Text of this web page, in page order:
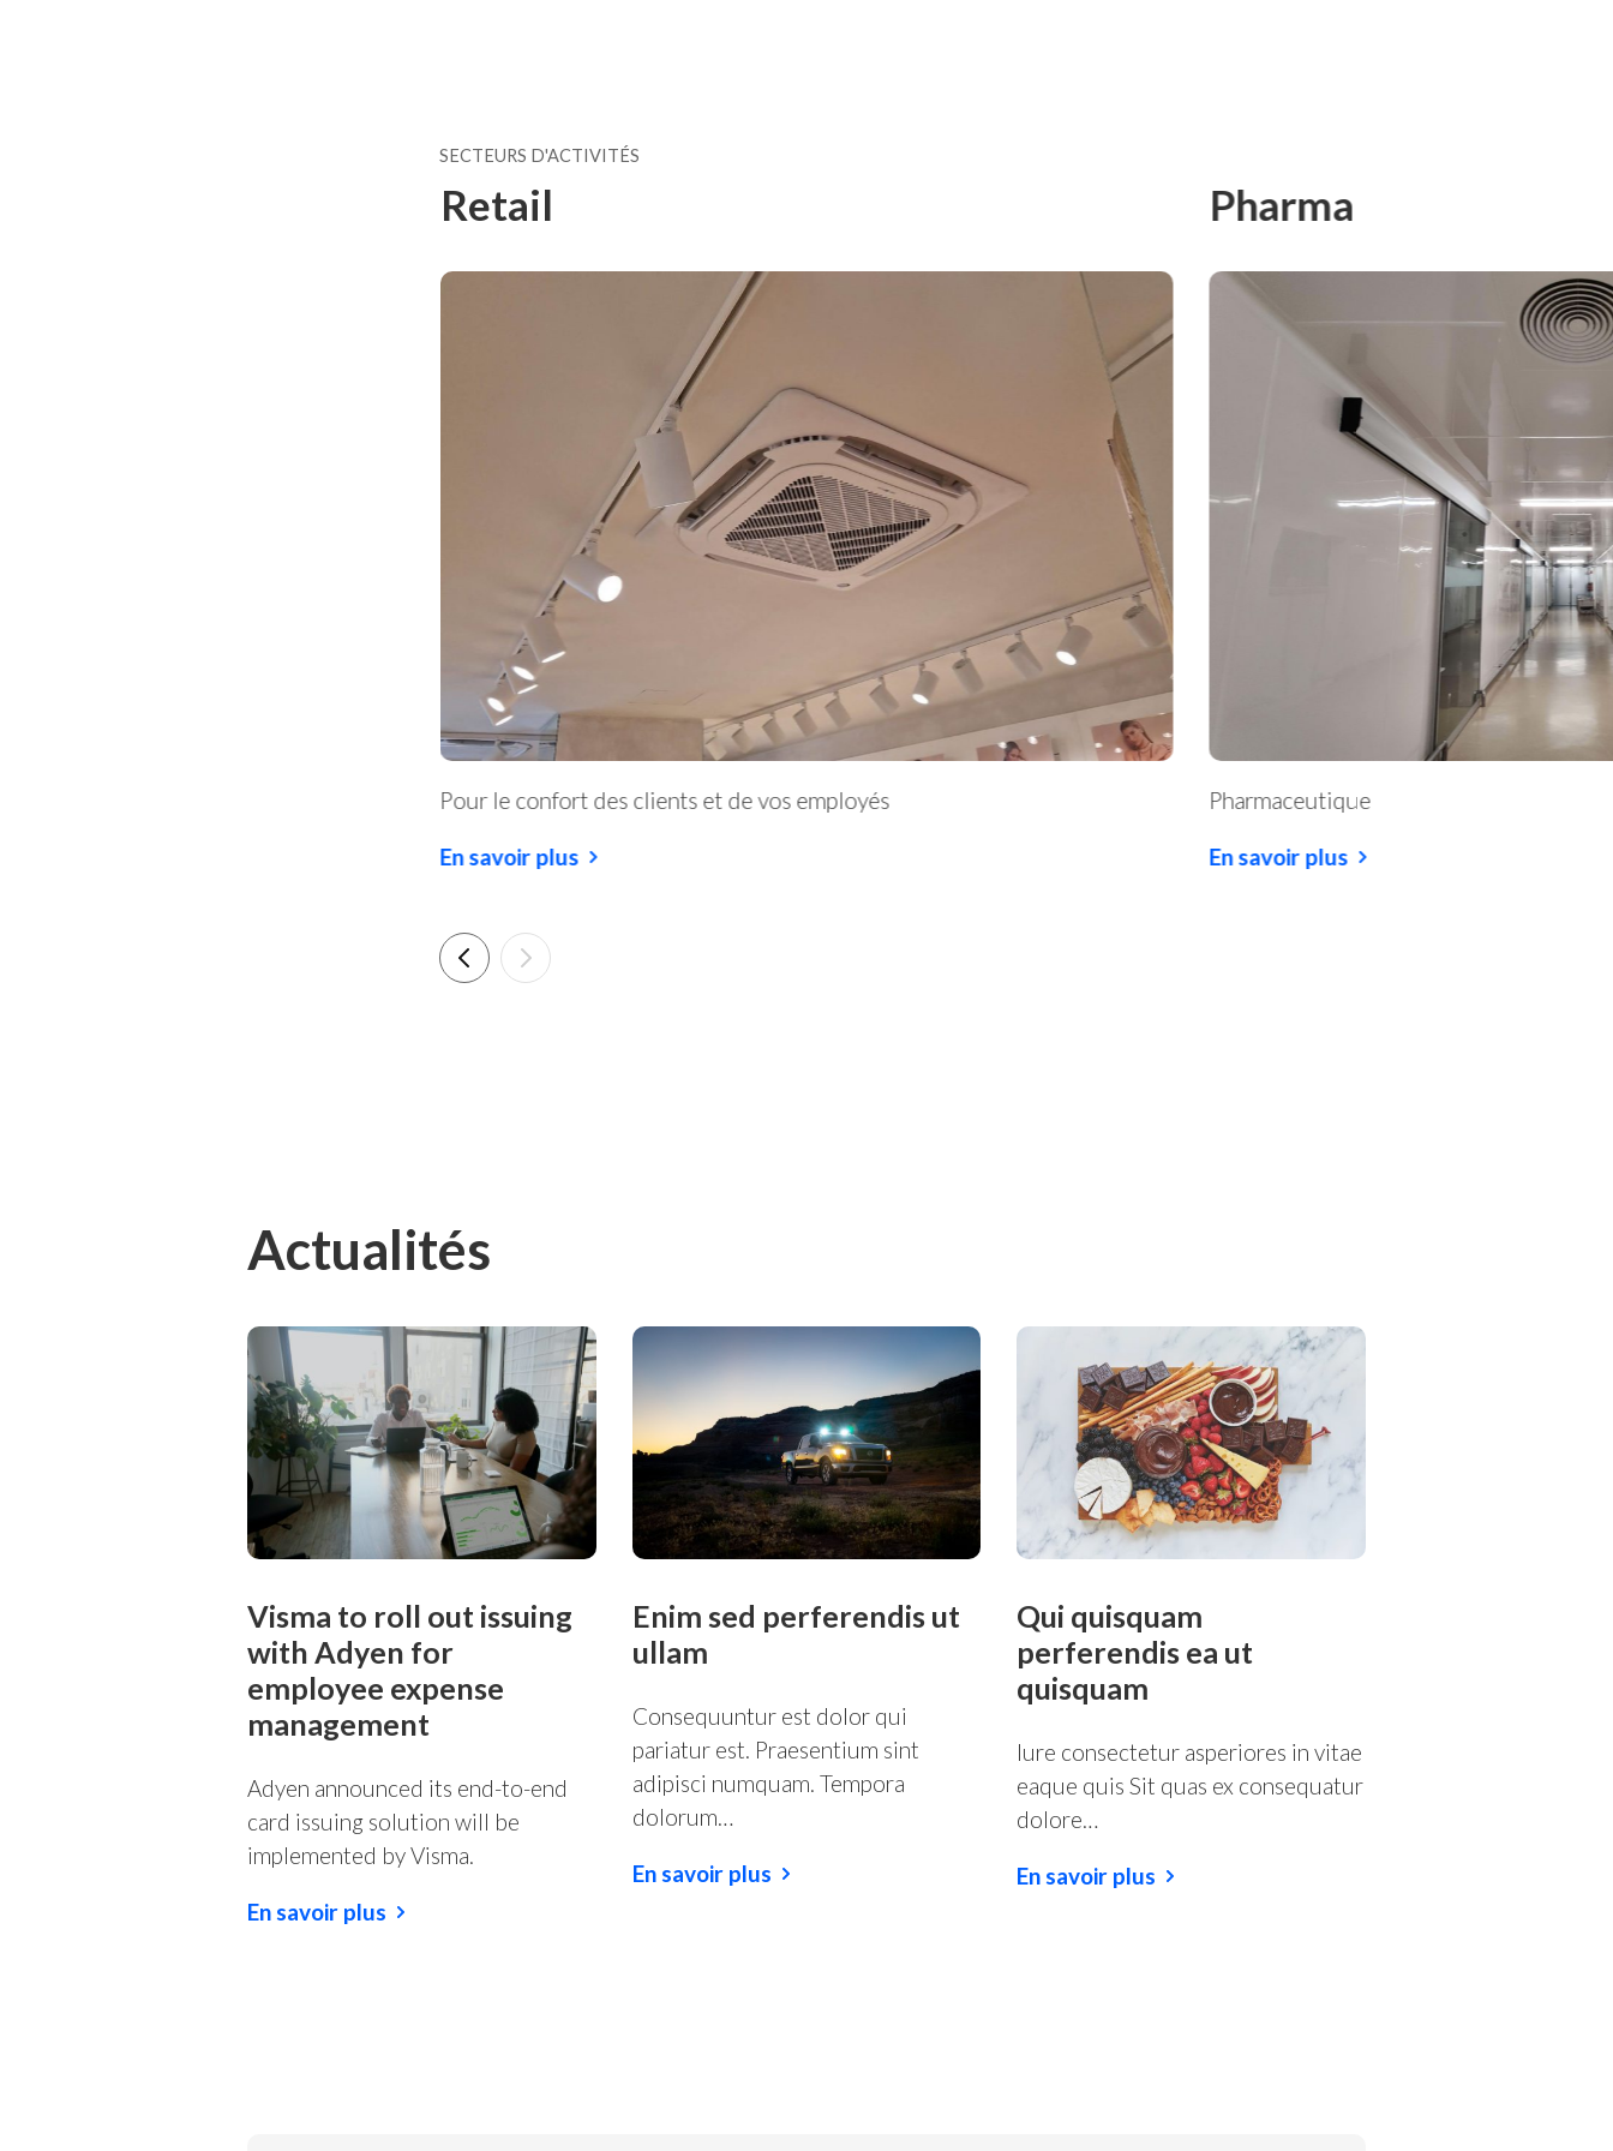
SECTEURS D'ACTIVITÉS
Retail
Pour le confort des clients et de vos employés
En savoir plus
Pharma
Pharmaceutique
En savoir plus
Actualités
Visma to roll out issuing
with Adyen for
employee expense
management
Adyen announced its end-to-end
card issuing solution will be
implemented by Visma.
En savoir plus
Enim sed perferendis ut
ullam
Consequuntur est dolor qui
pariatur est. Praesentium sint
adipisci numquam. Tempora
dolorum…
En savoir plus
Qui quisquam
perferendis ea ut
quisquam
Iure consectetur asperiores in vitae
eaque quis Sit quas ex consequatur
dolore…
En savoir plus